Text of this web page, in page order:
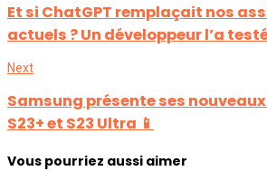
Et si ChatGPT remplaçait nos
actuels ? Un développeur l’a
Next
Samsung présente ses
S23+ et S23 Ultra 📱
Vous pourriez aussi aimer